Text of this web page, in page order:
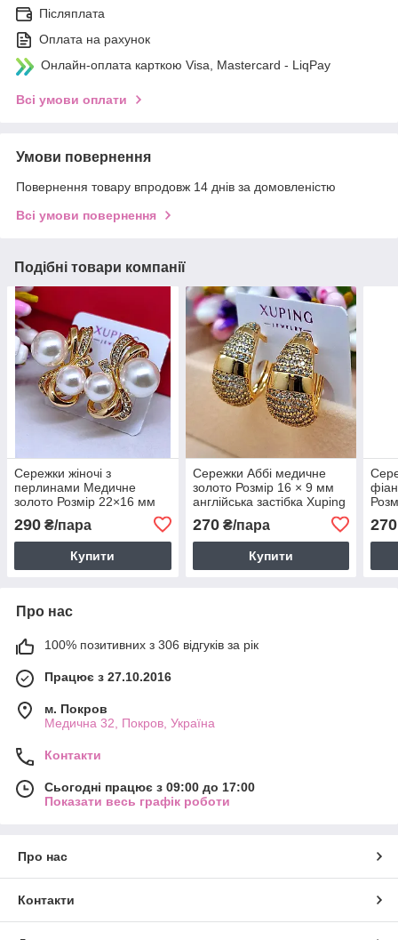
Післяплата
Оплата на рахунок
Онлайн-оплата карткою Visa, Mastercard - LiqPay
Всі умови оплати
Умови повернення
Повернення товару впродовж 14 днів за домовленістю
Всі умови повернення
Подібні товари компанії
Сережки жіночі з
перлинами Медичне
золото Розмір 22×16 мм
англійська застібка Бренд
Xuping 6147
290 ₴/пара
Купити
Сережки Аббі медичне
золото Розмір 16 × 9 мм
англійська застібка Xuping
270₴/пара
Купити
270
Про нас
100% позитивних з 306 відгуків за рік
Працює з 27.10.2016
м. Покров
Медична 32, Покров, Україна
Контакти
Сьогодні працює з 09:00 до 17:00
Показати весь графік роботи
Про нас
Контакти